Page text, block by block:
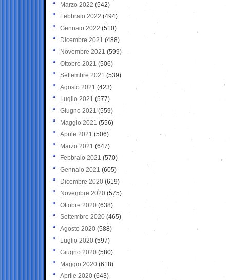
Marzo 2022 (542)
Febbraio 2022 (494)
Gennaio 2022 (510)
Dicembre 2021 (488)
Novembre 2021 (599)
Ottobre 2021 (506)
Settembre 2021 (539)
Agosto 2021 (423)
Luglio 2021 (577)
Giugno 2021(559)
Maggio 2021 (556)
Aprile 2021 (506)
Marzo 2021 (647)
Febbraio 2021 (570)
Gennaio 2021 (605)
Dicembre 2020 (619)
Novembre 2020 (575)
Ottobre 2020 (638)
Settembre 2020(465)
Agosto 2020 (588)
Luglio 2020 (597)
Giugno 2020 (580)
Maggio 2020 (618)
Aprile 2020 (643)